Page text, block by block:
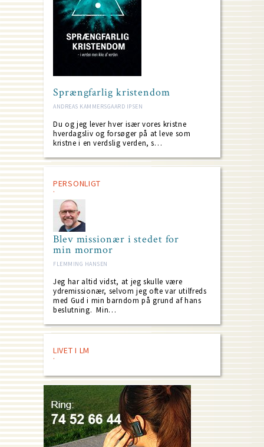
Sprængfarlig kristendom
ANDREAS KAMMERSGAARD IPSEN
Du og jeg lever hver især vores kristne
hverdagsliv og forsøger på at leve som
kristne i en verdslig verden, s…
PERSONLIGT
Blev missionær i stedet for
min mormor
FLEMMING HANSEN
Jeg har altid vidst, at jeg skulle være
ydremissionær, selvom jeg ofte var utilfreds
med Gud i min barndom på grund af hans
beslutning. Min…
LIVET I LM